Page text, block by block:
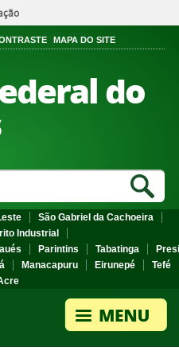
MAPA DO SITE
do
São Gabriel da Cachoeira
Industrial
Parintins Tabatinga
Manacapuru Eirunepé
Tefé